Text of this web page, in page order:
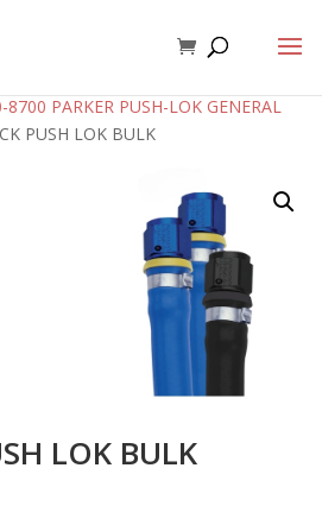
8700 PARKER PUSH-LOK GENERAL
PUSH LOK BULK
LOK BULK